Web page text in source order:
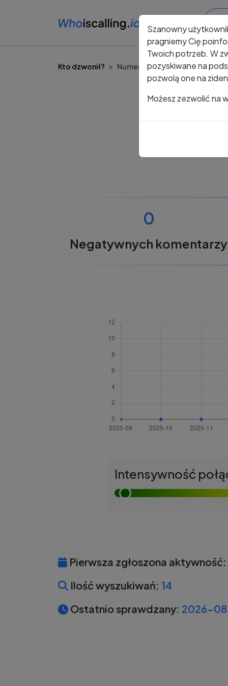
Kto dzwonił? Numer +48 509 775 781
0
Negatywnych komentarzy
Intensywność
Pierwsza zgłoszona aktywność:
Ilość wyszukiwań: 14
Ostatnio sprawdzany: 2026-
Szanowny
pragniemy Cię
Twoich potrzeb. W
pozyskiwane na
pozwolą one na
Możesz zezwolić na